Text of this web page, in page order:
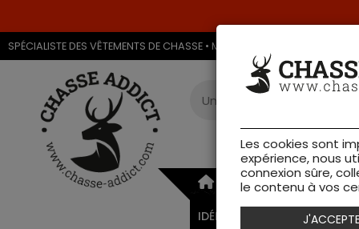
SPÉCIALISTE DES VÊTEMENTS DE CHASSE • MAGASIN DE CHASSE &
ARMURERIE
IDÉES CADEAUX
Les cookies sont
expérience, nous
connexion sûre,
le contenu à vos